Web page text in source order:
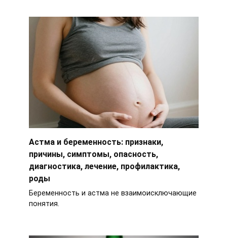
Астма и беременность: признаки,
причины, симптомы, опасность,
диагностика, лечение, профилактика,
роды
Беременность и астма не взаимоисключающие
понятия.